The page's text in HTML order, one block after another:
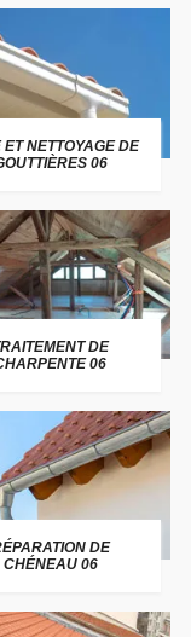
ET NETTOYAGE DE
06
DE
06
DE
CHÉNEAU 06